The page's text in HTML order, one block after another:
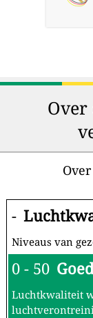
-
Niveaus van
0 - 50
Luchtkwaliteit